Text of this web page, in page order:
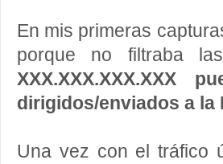
En mis primeras
porque no filtraba
XXX.XXX.XXX.XXX
dirigidos/enviados a la
Una vez con el tráfico